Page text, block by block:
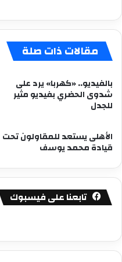
مقالات ذات صلة
بالفيديو.. «كهربا» يرد على
شدوى الحضري بفيديو مثير
للجدل
الأهلى يستعد للمقاولون تحت
قيادة محمد يوسف
تابعنا على فيسبوك